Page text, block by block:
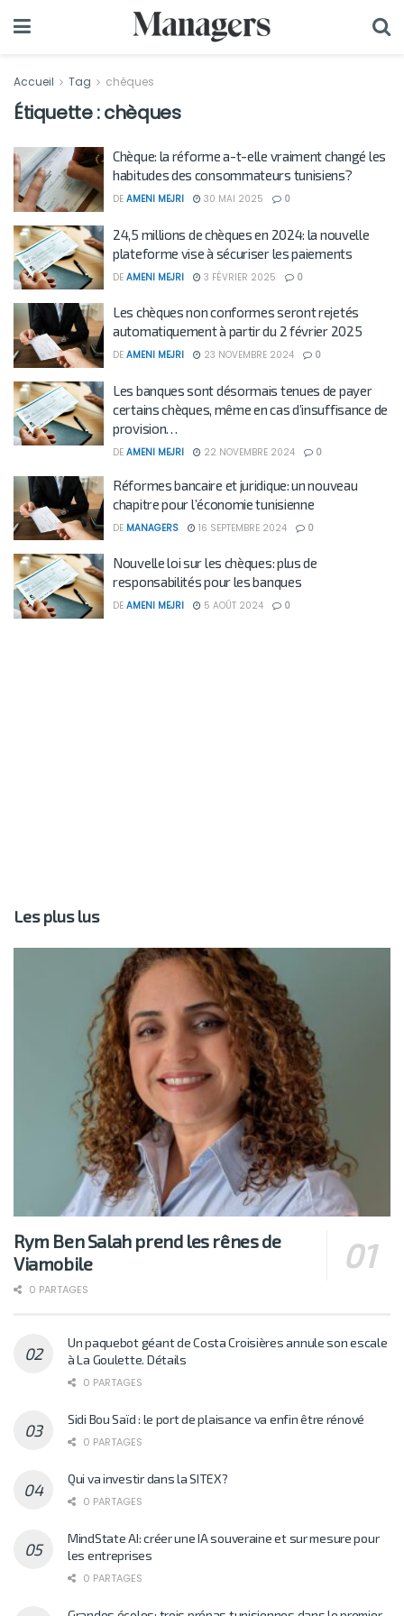
Accueil Tag chèques
Étiquette :chèques
Chèque: la réforme a-t-elle vraiment changé les
habitudes des consommateurs tunisiens?
DE AMENI MEJRI 30 MAI 2025 0
24,5 millions de chèques en 2024: la nouvelle
plateforme vise à sécuriser les paiements
DE AMENI MEJRI 3 FÉVRIER 2025 0
Les chèques non conformes seront rejetés
automatiquement à partir du 2 février 2025
DE AMENI MEJRI 23 NOVEMBRE 2024 0
Les banques sont désormais tenues de payer
certains chèques, même en cas d’insuffisance de
provision…
DE AMENI MEJRI 22 NOVEMBRE 2024 0
Réformes bancaire et juridique: un nouveau
chapitre pour l’économie tunisienne
DE MANAGERS 16 SEPTEMBRE 2024 0
Nouvelle loi sur les chèques: plus de
responsabilités pour les banques
DE AMENI MEJRI 5 AOÛT 2024 0
Les plus lus
Rym Ben Salah prend les rênes de
Viamobile
0 PARTAGES
Un paquebot géant de Costa Croisières annule son escale
à La Goulette. Détails
0 PARTAGES
Sidi Bou Saïd : le port de plaisance va enfin être rénové
0 PARTAGES
Qui va investir dans la SITEX?
0 PARTAGES
MindState AI: créer une IA souveraine et sur mesure pour
les entreprises
0 PARTAGES